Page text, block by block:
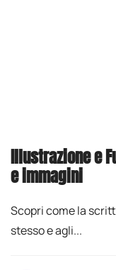
Illustrazione e
e immagini
Scopri come la
stesso e agli...